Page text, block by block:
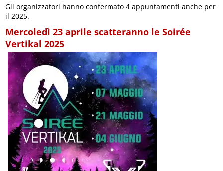
Gli organizzatori hanno confermato 4 appuntamenti anche per
il 2025.
Mercoledì 23 aprile scatteranno le Soirée
Vertikal 2025